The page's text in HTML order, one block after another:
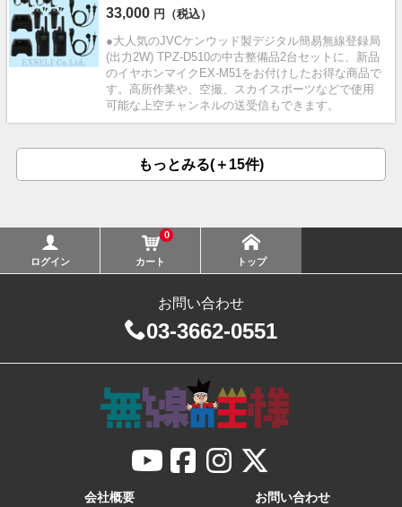
33,000 円（税込）
●大人気のJVCケンウッド製デジタル簡易無線登録局
(出力2W) TPZ-D510の中古整備品2台セットに、新品
のイヤホンマイクEX-M51をお付けしたお得な商品で
す。高所作業や、空撮、スカイスポーツなどで使用
可能な上空チャンネルの送受信もできます。
もっとみる(＋15件)
ログイン
0
カート トップ
お問い合わせ
03-3662-0551
会社概要 お問い合わせ